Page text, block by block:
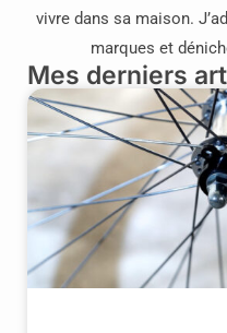
vivre dans sa maison.
marques et
Mes derniers